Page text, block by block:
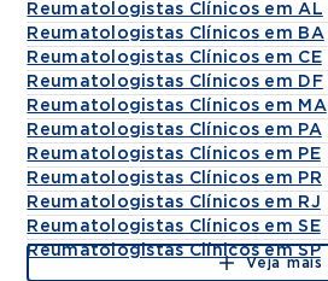
Reumatologistas Clínicos em AL
Reumatologistas Clínicos em BA
Reumatologistas Clínicos em CE
Reumatologistas Clínicos em DF
Reumatologistas Clínicos em MA
Reumatologistas Clínicos em PA
Reumatologistas Clínicos em PE
Reumatologistas Clínicos em PR
Reumatologistas Clínicos em RJ
Reumatologistas Clínicos em SE
Reumatologistas Clínicos em SP
Veja mais